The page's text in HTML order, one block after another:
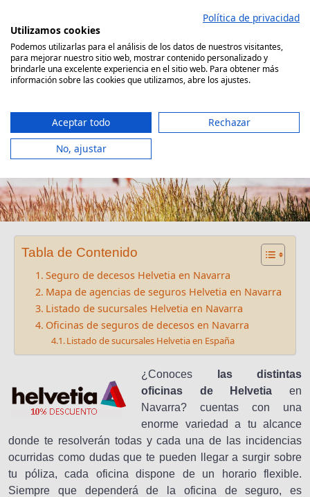
contenido
Comparador Seguro Decesos
Oficinas Helvetia en Navarra
Tabla de Contenido
Seguro de decesos Helvetia en Navarra
Mapa de agencias de seguros Helvetia en Navarra
Listado de sucursales Helvetia en Navarra
Oficinas de seguros de decesos en Navarra
Listado de sucursales Helvetia en España
¿Conoces
las distintas
oficinas de Helvetia en
Navarra? cuentas con una
enorme variedad a tu alcance
donde te resolverán todas y cada una de las incidencias
ocurridas como dudas que te pueden llegar a surgir sobre
tu póliza, cada oficina dispone de un horario flexible.
Siempre que dependerá de la oficina de seguro, es
Política de privacidad
Utilizamos cookies
Podemos utilizarlas para el análisis de los datos de nuestros visitantes,
para mejorar nuestro sitio web, mostrar contenido personalizado y
brindarle una excelente experiencia en el sitio web. Para obtener más
información sobre las cookies que utilizamos, abre los ajustes.
Aceptar todo
Rechazar
No, ajustar